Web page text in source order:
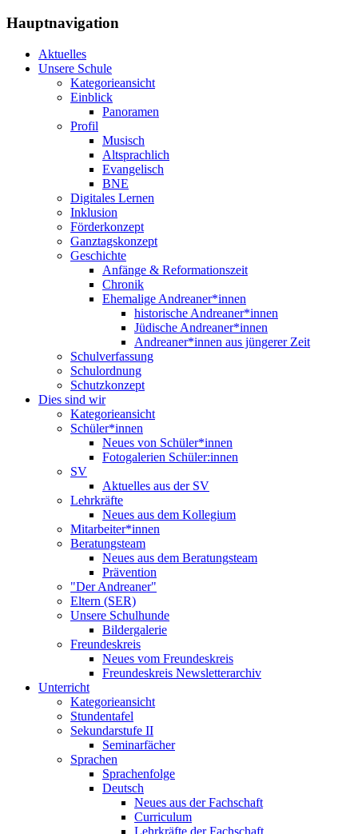
Hauptnavigation
Aktuelles
Unsere Schule
Kategorieansicht
Einblick
Panoramen
Profil
Musisch
Altsprachlich
Evangelisch
BNE
Digitales Lernen
Inklusion
Förderkonzept
Ganztagskonzept
Geschichte
Anfänge & Reformationszeit
Chronik
Ehemalige Andreaner*innen
historische Andreaner*innen
Jüdische Andreaner*innen
Andreaner*innen aus jüngerer Zeit
Schulverfassung
Schulordnung
Schutzkonzept
Dies sind wir
Kategorieansicht
Schüler*innen
Neues von Schüler*innen
Fotogalerien Schüler:innen
SV
Aktuelles aus der SV
Lehrkräfte
Neues aus dem Kollegium
Mitarbeiter*innen
Beratungsteam
Neues aus dem Beratungsteam
Prävention
"Der Andreaner"
Eltern (SER)
Unsere Schulhunde
Bildergalerie
Freundeskreis
Neues vom Freundeskreis
Freundeskreis Newsletterarchiv
Unterricht
Kategorieansicht
Stundentafel
Sekundarstufe II
Seminarfächer
Sprachen
Sprachenfolge
Deutsch
Neues aus der Fachschaft
Curriculum
Lehrkräfte der Fachschaft